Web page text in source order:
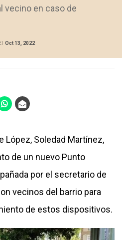
vecino en caso de
El Oct 13, 2022
López, Soledad Martínez,
de un nuevo Punto
por el secretario de
vecinos del barrio para
de estos dispositivos.